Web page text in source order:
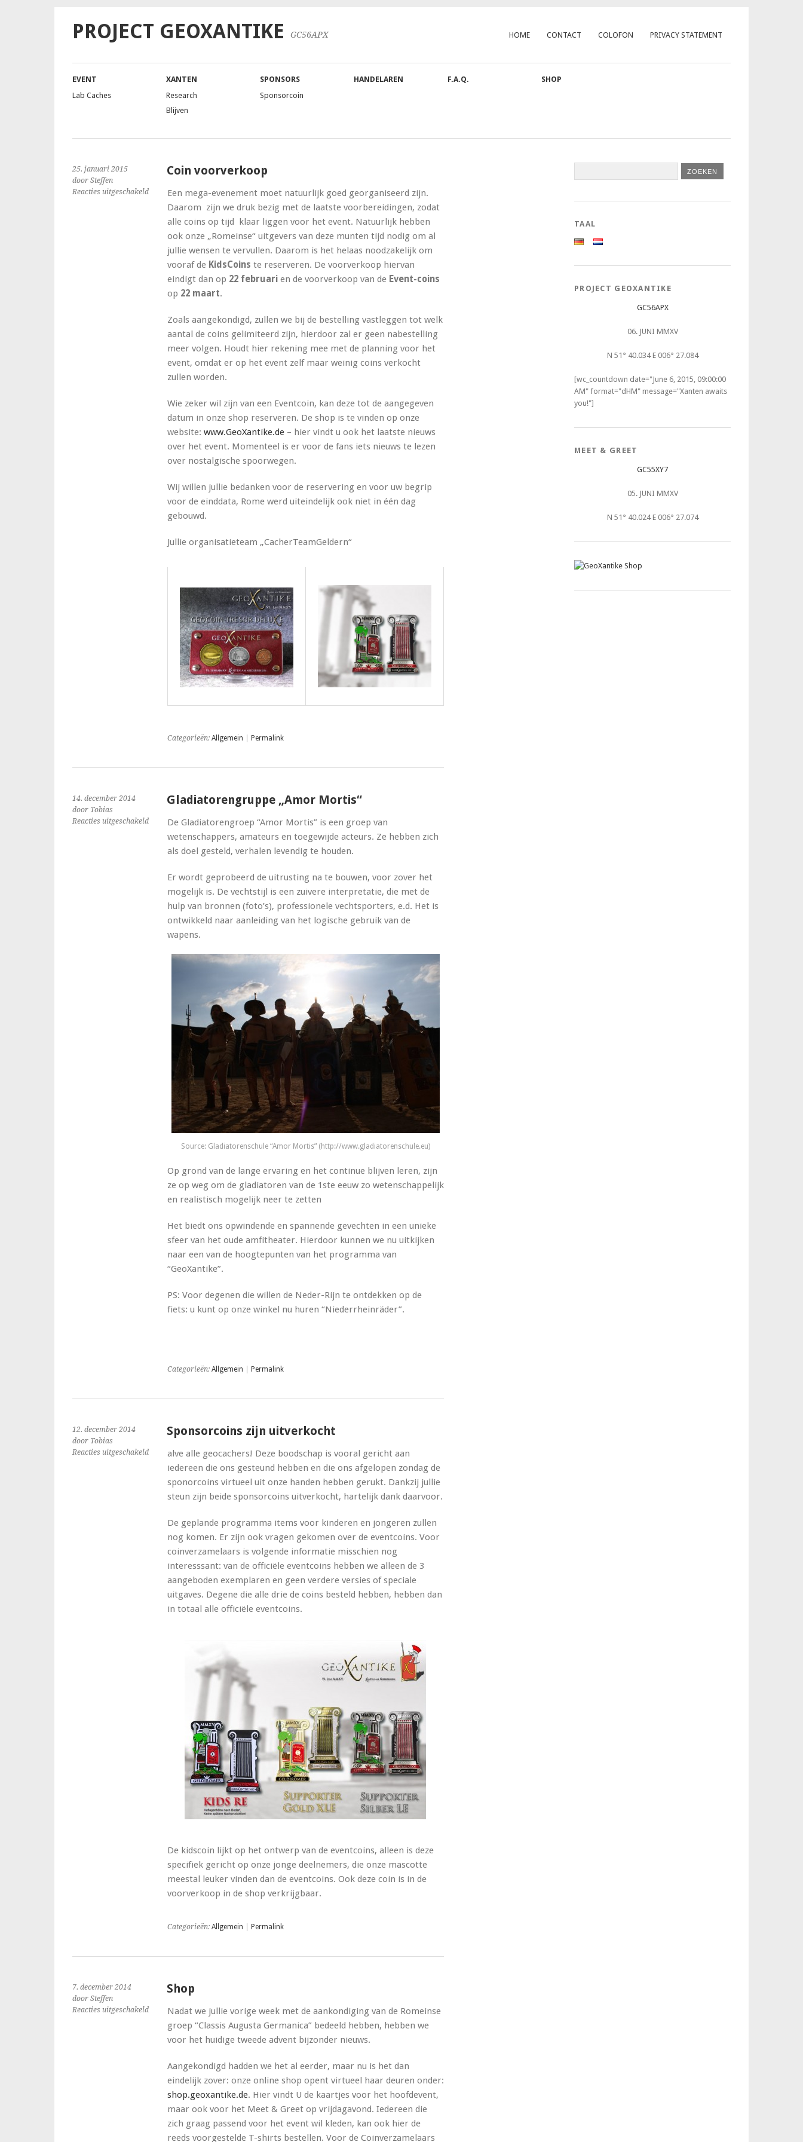
HOME CONTACT COLOFON PRIVACY STATEMENT
PROJECT GEOXANTIKE GC56APX
EVENT
Lab Caches
XANTEN
Research
Blijven
SPONSORS
Sponsorcoin
HANDELAREN F.A.Q. SHOP
25. januari 2015
door Steffen
Reacties uitgeschakeldvoor
Coin voorverkoop
Een mega-evenement moet natuurlijk goed georganiseerd zijn.
Daarom zijn we druk bezig met de laatste voorbereidingen, zodat
alle coins op tijd klaar liggen voor het event. Natuurlijk hebben
ook onze „Romeinse“ uitgevers van deze munten tijd nodig om al
jullie wensen te vervullen. Daarom is het helaas noodzakelijk om
vooraf de KidsCoins te reserveren. De voorverkoop hiervan
eindigt dan op 22 februarien de voorverkoop van de Event-coins
op 22 maart.
Zoals aangekondigd, zullen we bij de bestelling vastleggen tot welk
aantal de coins gelimiteerd zijn, hierdoor zal er geen nabestelling
meer volgen. Houdt hier rekening mee met de planning voor het
event, omdat er op het event zelf maar weinig coins verkocht
zullen worden.
Wie zeker wil zijn van een Eventcoin, kan deze tot de aangegeven
datum in onze shop reserveren. De shop is te vinden op onze
website: www.GeoXantike.de– hier vindt u ook het laatste nieuws
over het event. Momenteel is er voor de fans iets nieuws te lezen
over nostalgische spoorwegen.
Wij willen jullie bedanken voor de reservering en voor uw begrip
voor de einddata, Rome werd uiteindelijk ook niet in één dag
gebouwd.
Jullie organisatieteam „CacherTeamGeldern“
Categorieën: Allgemein Permalink
14. december 2014
door Tobias
Reacties uitgeschakeldvoor
Gladiatorengruppe
Mortis“
Gladiatorengruppe „Amor Mortis“
De Gladiatorengroep “Amor Mortis” is een groep van
wetenschappers, amateurs en toegewijde acteurs. Ze hebben zich
als doel gesteld, verhalen levendig te houden.
Er wordt geprobeerd de uitrusting na te bouwen, voor zover het
mogelijk is. De vechtstijl is een zuivere interpretatie, die met de
hulp van bronnen (foto’s), professionele vechtsporters, e.d. Het is
ontwikkeld naar aanleiding van het logische gebruik van de
wapens.
Source: Gladiatorenschule “Amor Mortis” (http://www.gladiatorenschule.eu)
Op grond van de lange ervaring en het continue blijven leren, zijn
ze op weg om de gladiatoren van de 1ste eeuw zo wetenschappelijk
en realistisch mogelijk neer te zetten
Het biedt ons opwindende en spannende gevechten in een unieke
sfeer van het oude amfitheater. Hierdoor kunnen we nu uitkijken
naar een van de hoogtepunten van het programma van
“GeoXantike”.
PS: Voor degenen die willen de Neder-Rijn te ontdekken op de
fiets: u kunt op onze winkel nu huren “Niederrheinräder”.
Categorieën: Allgemein Permalink
12. december 2014
door Tobias
Reacties uitgeschakeldvoor
Sponsorcoins
uitverkocht
Sponsorcoins zijn uitverkocht
alve alle geocachers! Deze boodschap is vooral gericht aan
iedereen die ons gesteund hebben en die ons afgelopen zondag de
sponorcoins virtueel uit onze handen hebben gerukt. Dankzij jullie
steun zijn beide sponsorcoins uitverkocht, hartelijk dank daarvoor.
De geplande programma items voor kinderen en jongeren zullen
nog komen. Er zijn ook vragen gekomen over de eventcoins. Voor
coinverzamelaars is volgende informatie misschien nog
interesssant: van de officiële eventcoins hebben we alleen de 3
aangeboden exemplaren en geen verdere versies of speciale
uitgaves. Degene die alle drie de coins besteld hebben, hebben dan
in totaal alle officiële eventcoins.
De kidscoin lijkt op het ontwerp van de eventcoins, alleen is deze
specifiek gericht op onze jonge deelnemers, die onze mascotte
meestal leuker vinden dan de eventcoins. Ook deze coin is in de
voorverkoop in de shop verkrijgbaar.
Categorieën: Allgemein Permalink
7. december 2014
door Steffen
Reacties uitgeschakeldvoor
Shop
Nadat we jullie vorige week met de aankondiging van de Romeinse
groep “Classis Augusta Germanica” bedeeld hebben, hebben we
voor het huidige tweede advent bijzonder nieuws.
Aangekondigd hadden we het al eerder, maar nu is het dan
eindelijk zover: onze online shop opent virtueel haar deuren onder:
shop.geoxantike.de. Hier vindt U de kaartjes voor het hoofdevent,
maar ook voor het Meet & Greet op vrijdagavond. Iedereen die
zich graag passend voor het event wil kleden, kan ook hier de
reeds voorgestelde T-shirts bestellen. Voor de Coinverzamelaars
TAAL
PROJECT GEOXANTIKE
GC56APX
06. JUNI MMXV
N 51° 40.034 E 006° 27.084
[wc_countdown date="June 6, 2015, 09:00:00
AM" format="dHM" message="Xanten awaits
you!"]
MEET & GREET
GC55XY7
05. JUNI MMXV
N 51° 40.024 E 006° 27.074